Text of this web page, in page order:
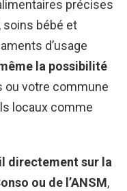
précises
soins bébé et
d’usage
la possibilité
ou votre commune
locaux comme
directement sur la
ou de l’ANSM,